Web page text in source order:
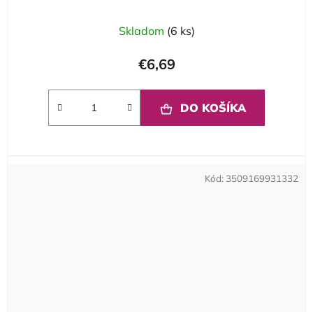
Skladom (6 ks)
€6,69
DO KOŠÍKA
Kód: 3509169931332